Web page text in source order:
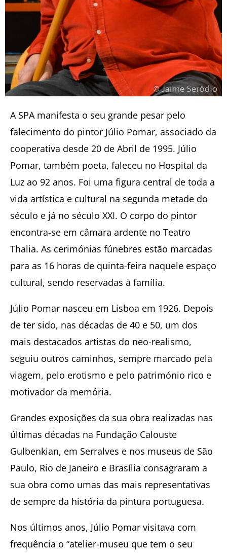
A SPA manifesta o seu grande pesar pelo
falecimento do pintor Júlio Pomar, associado da
cooperativa desde 20 de Abril de 1995. Júlio
Pomar, também poeta, faleceu no Hospital da
Luz ao 92 anos. Foi uma figura central de toda a
vida artística e cultural na segunda metade do
século e já no século XXI. O corpo do pintor
encontra-se em câmara ardente no Teatro
Thalia. As cerimónias fúnebres estão marcadas
para as 16 horas de quinta-feira naquele espaço
cultural, sendo reservadas à família.
Júlio Pomar nasceu em Lisboa em 1926. Depois
de ter sido, nas décadas de 40 e 50, um dos
mais destacados artistas do neo-realismo,
seguiu outros caminhos, sempre marcado pela
viagem, pelo erotismo e pelo património rico e
motivador da memória.
Grandes exposições da sua obra realizadas nas
últimas décadas na Fundação Calouste
Gulbenkian, em Serralves e nos museus de São
Paulo, Rio de Janeiro e Brasília consagraram a
sua obra como umas das mais representativas
de sempre da história da pintura portuguesa.
Nos últimos anos, Júlio Pomar visitava com
frequência o “atelier-museu que tem o seu